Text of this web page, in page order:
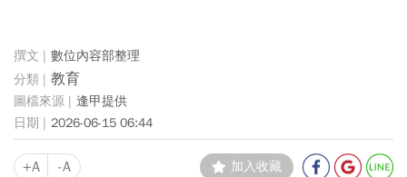
數位內容部整理
教育
逢甲提供
2026-06-15 06:44
+A -A 加入收藏